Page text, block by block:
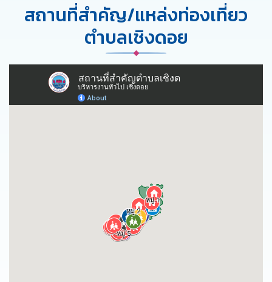
สถานที่สำคัญ/แหล่งท่องเที่ยว
ตำบลเชิงดอย